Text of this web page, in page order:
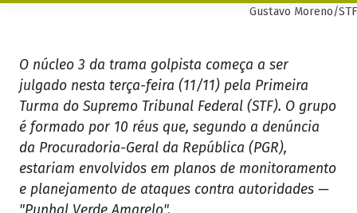
Gustavo Moreno/STF
O núcleo 3 da trama golpista começa a ser
julgado nesta terça-feira (11/11) pela Primeira
Turma do Supremo Tribunal Federal (STF). O grupo
é formado por 10 réus que, segundo a denúncia
da Procuradoria-Geral da República (PGR),
estariam envolvidos em planos de monitoramento
e planejamento de ataques contra autoridades —